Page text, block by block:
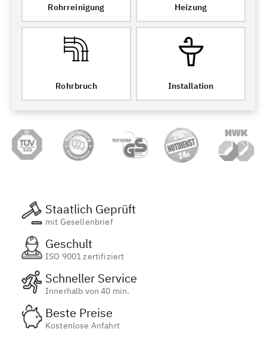
Rohrreinigung Heizung
Rohrbruch Installation
Staatlich Geprüft
mit Gesellenbrief
Geschult
ISO 9001 zertifiziert
Schneller Service
Innerhalb von 40 min.
Beste Preise
Kostenlose Anfahrt